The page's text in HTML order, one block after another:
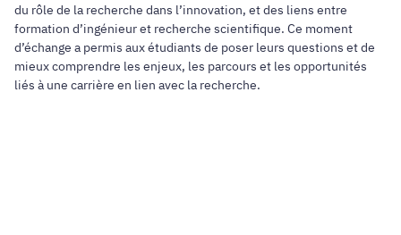
du rôle de la recherche dans l’innovation, et des liens entre
formation d’ingénieur et recherche scientifique. Ce moment
d’échange a permis aux étudiants de poser leurs questions et de
mieux comprendre les enjeux, les parcours et les opportunités
liés à une carrière en lien avec la recherche.